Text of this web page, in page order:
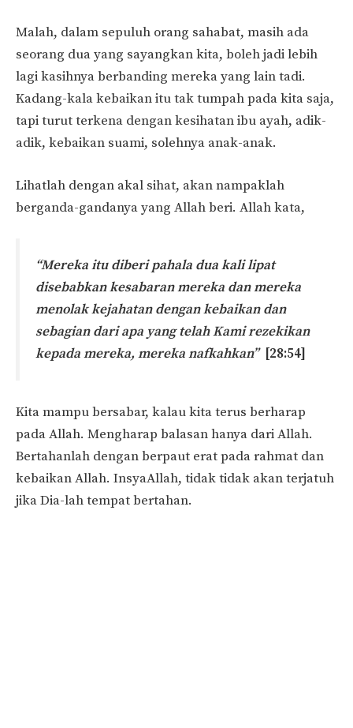
Malah, dalam sepuluh orang sahabat, masih ada
seorang dua yang sayangkan kita, boleh jadi lebih
lagi kasihnya berbanding mereka yang lain tadi.
Kadang-kala kebaikan itu tak tumpah pada kita saja,
tapi turut terkena dengan kesihatan ibu ayah, adik-
adik, kebaikan suami, solehnya anak-anak.
Lihatlah dengan akal sihat, akan nampaklah
berganda-gandanya yang Allah beri. Allah kata,
“Mereka itu diberi pahala dua kali lipat
disebabkan kesabaran mereka dan mereka
menolak kejahatan dengan kebaikan dan
sebagian dari apa yang telah Kami rezekikan
kepada mereka, mereka nafkahkan” [28:54]
Kita mampu bersabar, kalau kita terus berharap
pada Allah. Mengharap balasan hanya dari Allah.
Bertahanlah dengan berpaut erat pada rahmat dan
kebaikan Allah. InsyaAllah, tidak tidak akan terjatuh
jika Dia-lah tempat bertahan.